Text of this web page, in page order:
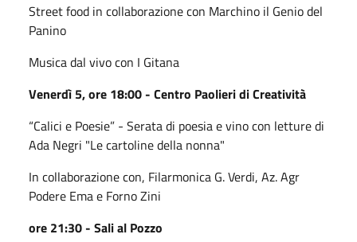
Street food in collaborazione con Marchino il Genio del
Panino
Musica dal vivo con I Gitana
Venerdì 5, ore 18:00 - Centro Paolieri di Creatività
“Calici e Poesie” - Serata di poesia e vino con letture di
Ada Negri "Le cartoline della nonna"
In collaborazione con, Filarmonica G. Verdi, Az. Agr
Podere Ema e Forno Zini
ore 21:30 - Sali al Pozzo